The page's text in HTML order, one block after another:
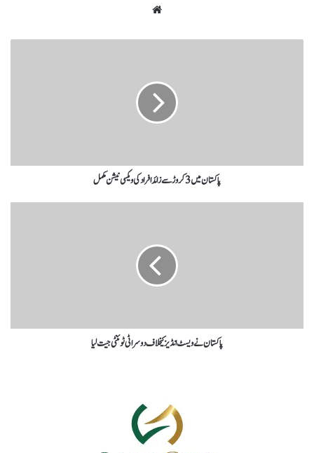
پاکستان میں 3 کروڑ سے زائد افراد کی ویکسی نیشن مکمل
پاکستان نے ویسٹ انڈیز کیخلاف دوسرا ٹی ٹوئنٹی جیت لیا